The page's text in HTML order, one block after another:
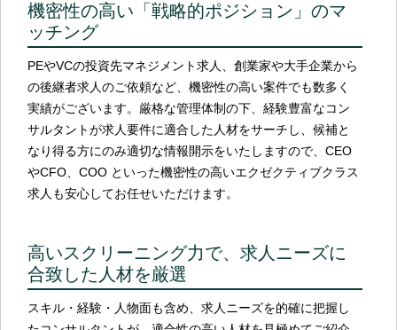
機密性の高い「戦略的ポジション」のマ
ッチング
PEやVCの投資先マネジメント求人、創業家や大手企業から
の後継者求人のご依頼など、機密性の高い案件でも数多く
実績がございます。厳格な管理体制の下、経験豊富なコン
サルタントが求人要件に適合した人材をサーチし、候補と
なり得る方にのみ適切な情報開示をいたしますので、CEO
やCFO、COO といった機密性の高いエクゼクティブクラス
求人も安心してお任せいただけます。
高いスクリーニング力で、求人ニーズに
合致した人材を厳選
スキル・経験・人物面も含め、求人ニーズを的確に把握し